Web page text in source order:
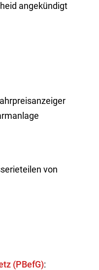
angekündigt
von
(PBefG):